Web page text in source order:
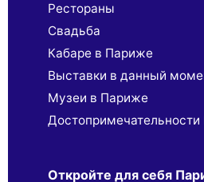
Рестораны
Свадьба
Кабаре в Париже
Выставки в данный
Музеи в Париже
Откройте для себя